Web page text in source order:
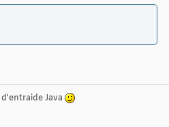
d'entraide Java